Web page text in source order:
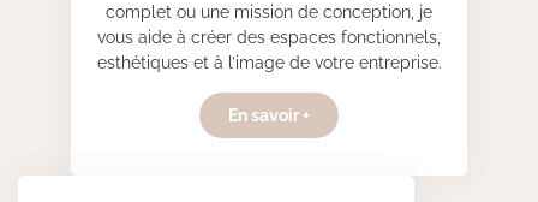
complet ou une mission de conception, je
vous aide à créer des espaces fonctionnels,
esthétiques et à l’image de votre entreprise.
En savoir +